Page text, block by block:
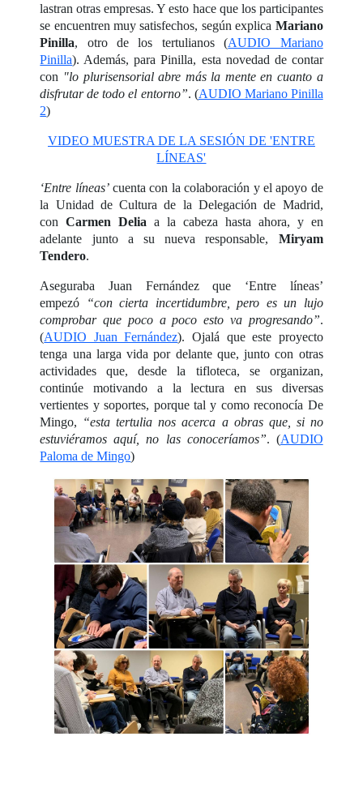
lastran otras empresas. Y esto hace que los participantes
se encuentren muy satisfechos, según explica Mariano
Pinilla, otro de los tertulianos (AUDIO Mariano
Pinilla). Además, para Pinilla, esta novedad de contar
con "lo plurisensorial abre más la mente en cuanto a
disfrutar de todo el entorno”. (AUDIO Mariano Pinilla
2)
VIDEO MUESTRA DE LA SESIÓN DE 'ENTRE
LÍNEAS'
‘Entre líneas’cuenta con la colaboración y el apoyo de
la Unidad de Cultura de la Delegación de Madrid,
conCarmen Delia a la cabeza hasta ahora, y en
adelante junto a su nueva responsable, Miryam
Tendero.
Aseguraba Juan Fernández que ‘Entre líneas’
empezó
“con cierta incertidumbre, pero es un lujo
comprobar que poco a poco esto va progresando”.
(AUDIO Juan Fernández). Ojalá que este proyecto
tenga una larga vida por delante que, junto con otras
actividades que, desde la tifloteca, se organizan,
continúe motivando a la lectura en sus diversas
vertientes y soportes, porque tal y como reconocía De
Mingo, “esta tertulia nos acerca a obras que, si no
estuviéramos aquí, no las conoceríamos”. (AUDIO
Paloma de Mingo)